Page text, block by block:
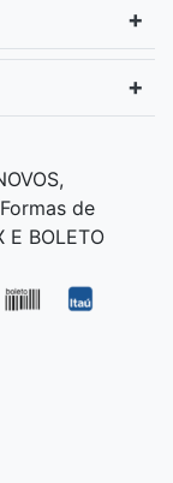
de
E BOLETO